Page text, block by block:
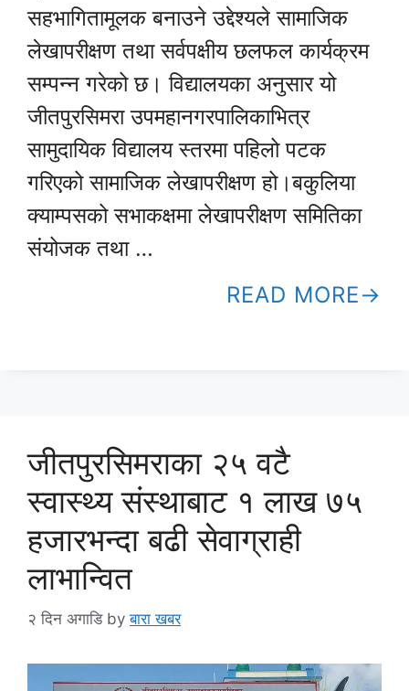
सहभागितामूलक बनाउने उद्देश्यले सामाजिक
लेखापरीक्षण तथा सर्वपक्षीय छलफल कार्यक्रम
सम्पन्न गरेको छ। विद्यालयका अनुसार यो
जीतपुरसिमरा उपमहानगरपालिकाभित्र
सामुदायिक विद्यालय स्तरमा पहिलो पटक
गरिएको सामाजिक लेखापरीक्षण हो।बकुलिया
क्याम्पसको सभाकक्षमा लेखापरीक्षण समितिका
संयोजक तथा …
READ MORE
जीतपुरसिमराका २५ वटै
स्वास्थ्य संस्थाबाट १ लाख ७५
हजारभन्दा बढी सेवाग्राही
लाभान्वित
२ दिन अगाडि byबारा खबर